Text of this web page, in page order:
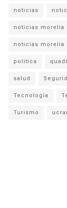
noticias
noticias morelia
noticias morelia
politica
salud
Tecnología
Turismo